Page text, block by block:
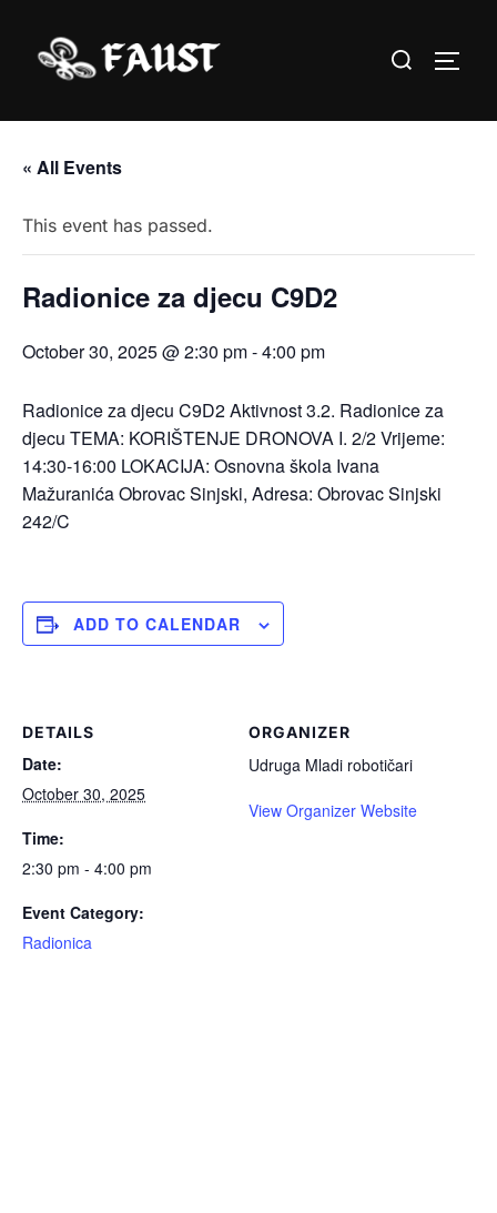
content
Search
« All Events
This event has passed.
Radionice za djecu C9D2
October 30, 2025 @ 2:30 pm-4:00 pm
Radionice za djecu C9D2 Aktivnost 3.2. Radionice za
djecu TEMA: KORIŠTENJE DRONOVA I. 2/2 Vrijeme:
14:30-16:00 LOKACIJA: Osnovna škola Ivana
Mažuranića Obrovac Sinjski, Adresa: Obrovac Sinjski
242/C
ADD TO CALENDAR
DETAILS
Date:
October 30, 2025
Time:
2:30 pm - 4:00 pm
Event Category:
Radionica
ORGANIZER
Udruga Mladi robotičari
View Organizer Website